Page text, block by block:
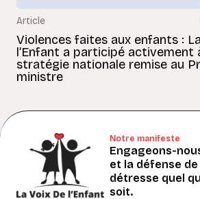
Article
Violences faites aux enfants :
l’Enfant a participé activement
stratégie nationale remise au
ministre
Notre manifeste
Engageons-
et la défense
détresse quel
soit.